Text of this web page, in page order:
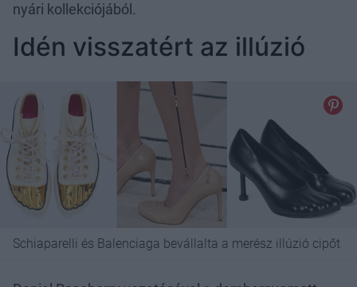
nyári kollekciójából.
Idén visszatért az illúzió
Schiaparelli és Balenciaga bevállalta a merész illúzió cipőt